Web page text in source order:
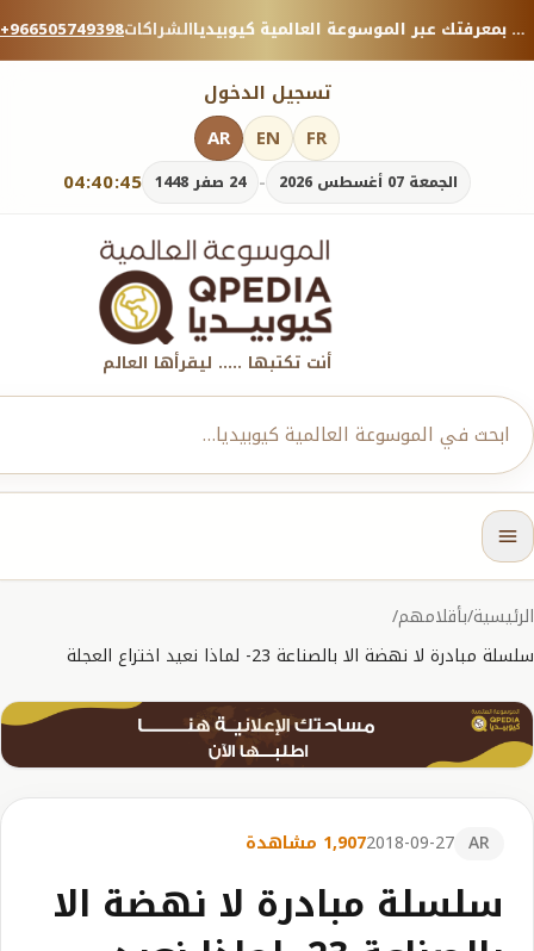
+966505749398الشراكات منصة معرفية موثوقة — شارك بمعرفتك عبر الموسوعة العالمية كيوبيديا.
تسجيل الدخول
04:40:45 الجمعة 07 أغسطس 2026 - 24 صفر 1448
AR EN FR
أنت تكتبها ..... ليقرأها العالم
الرئيسية/بأقلامهم/
سلسلة مبادرة لا نهضة الا بالصناعة 23- لماذا نعيد اختراع العجلة
AR
2018-09-271,907 مشاهدة
سلسلة مبادرة لا نهضة الا